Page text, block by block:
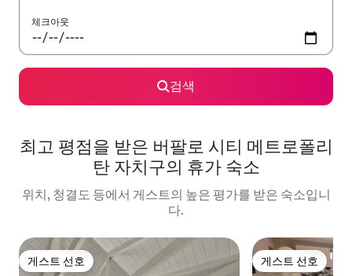
체크아웃
검색
최고 평점을 받은 버팔로 시티 메트로폴리
탄 자치구의 휴가 숙소
위치, 청결도 등에서 게스트의 높은 평가를 받은 숙소입니
다.
게스트 선호
게스트 선호 게스트 선호
게스트 선호